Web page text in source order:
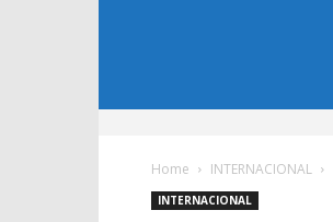
Home INTERNACIONAL
INTERNACIONAL